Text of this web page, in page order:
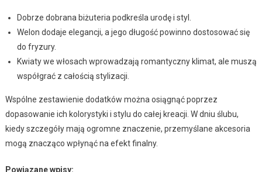
Dobrze dobrana biżuteria podkreśla urodę i styl.
Welon dodaje elegancji, a jego długość powinno dostosować się
do fryzury.
Kwiaty we włosach wprowadzają romantyczny klimat, ale muszą
współgrać z całością stylizacji.
Wspólne zestawienie dodatków można osiągnąć poprzez
dopasowanie ich kolorystyki i stylu do całej kreacji. W dniu ślubu,
kiedy szczegóły mają ogromne znaczenie, przemyślane akcesoria
mogą znacząco wpłynąć na efekt finalny.
Powiązane wpisy: